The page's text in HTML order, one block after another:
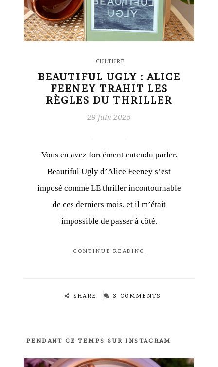
CULTURE
BEAUTIFUL UGLY : ALICE
FEENEY TRAHIT LES
RÈGLES DU THRILLER
29 juin 2026
Vous en avez forcément entendu parler.
Beautiful Ugly d’Alice Feeney s’est
imposé comme LE thriller incontournable
de ces derniers mois, et il m’était
impossible de passer à côté.
CONTINUE READING
SHARE 3 COMMENTS
PENDANT CE TEMPS SUR INSTAGRAM